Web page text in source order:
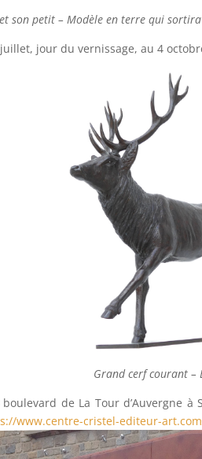
son petit – Modèle en terre qui
jour du vernissage, au 4
Grand cerf courant –
de La Tour d’Auvergne
www.centre-cristel-editeur-